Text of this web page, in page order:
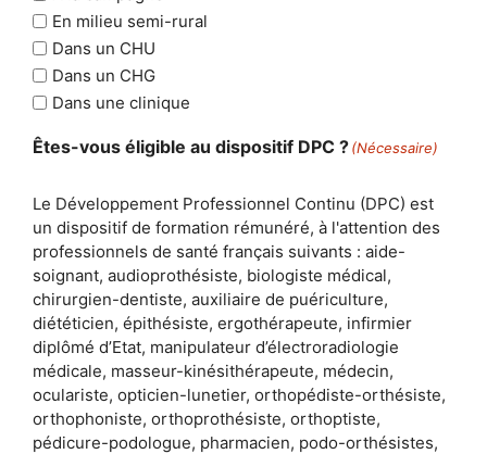
En milieu semi-rural
Dans un CHU
Dans un CHG
Dans une clinique
Êtes-vous éligible au dispositif DPC ?(Nécessaire)
Le Développement Professionnel Continu (DPC) est
un dispositif de formation rémunéré, à l'attention des
professionnels de santé français suivants : aide-
soignant, audioprothésiste, biologiste médical,
chirurgien-dentiste, auxiliaire de puériculture,
diététicien, épithésiste, ergothérapeute, infirmier
diplômé d’Etat, manipulateur d’électroradiologie
médicale, masseur-kinésithérapeute, médecin,
oculariste, opticien-lunetier, orthopédiste-orthésiste,
orthophoniste, orthoprothésiste, orthoptiste,
pédicure-podologue, pharmacien, podo-orthésistes,